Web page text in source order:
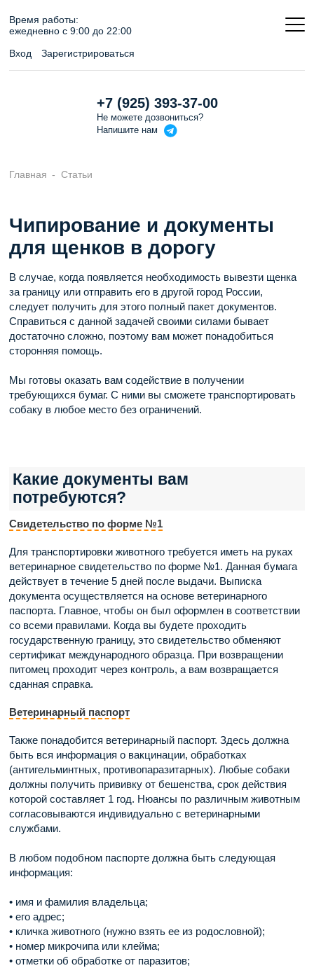
Время работы:
ежедневно c 9:00 до 22:00
Вход
Зарегистрироваться
+7 (925) 393-37-00
Не можете дозвониться?
Напишите нам
Главная Статьи
Чипирование и документы
для щенков в дорогу
В случае, когда появляется необходимость вывезти щенка
за границу или отправить его в другой город России,
следует получить для этого полный пакет документов.
Справиться с данной задачей своими силами бывает
достаточно сложно, поэтому вам может понадобиться
сторонняя помощь.
Мы готовы оказать вам содействие в получении
требующихся бумаг. С ними вы сможете транспортировать
собаку в любое место без ограничений.
Какие документы вам
потребуются?
Свидетельство по форме №1
Для транспортировки животного требуется иметь на руках
ветеринарное свидетельство по форме №1. Данная бумага
действует в течение 5 дней после выдачи. Выписка
документа осуществляется на основе ветеринарного
паспорта. Главное, чтобы он был оформлен в соответствии
со всеми правилами. Когда вы будете проходить
государственную границу, это свидетельство обменяют
сертификат международного образца. При возвращении
питомец проходит через контроль, а вам возвращается
сданная справка.
Ветеринарный паспорт
Также понадобится ветеринарный паспорт. Здесь должна
быть вся информация о вакцинации, обработках
(антигельминтных, противопаразитарных). Любые собаки
должны получить прививку от бешенства, срок действия
которой составляет 1 год. Нюансы по различным животным
согласовываются индивидуально с ветеринарными
службами.
В любом подобном паспорте должна быть следующая
информация:
• имя и фамилия владельца;
• его адрес;
• кличка животного (нужно взять ее из родословной);
• номер микрочипа или клейма;
• отметки об обработке от паразитов;